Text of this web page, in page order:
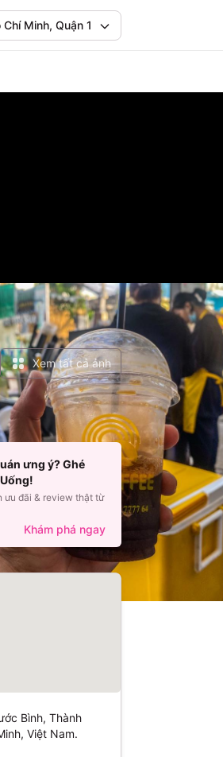
Hồ Chí Minh, Quận 1
Xem tất cả ảnh
Bình, Thành
Việt Nam.
ưng ý? Ghé
ưu đãi & review thật từ
Khám phá ngay